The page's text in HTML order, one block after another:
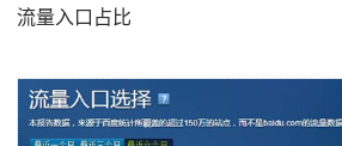
流量入口占比